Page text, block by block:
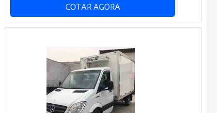
demais produtos que não se encaixam nesses grupos.
Há diversos motivos para investir em um bom baú
térmico, como por exemplo: Conservação da carga;
COTAR AGORA